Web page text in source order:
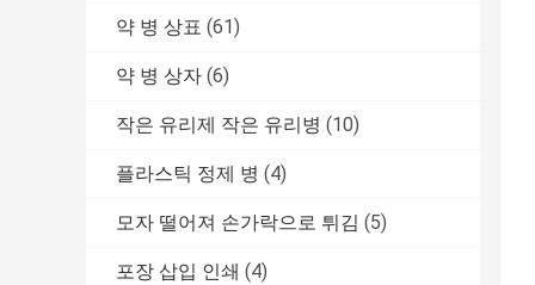
약 병 상표 (61)
약 병 상자 (6)
작은 유리제 작은 유리병 (10)
플라스틱 정제 병 (4)
모자 떨어져 손가락으로 튀김 (5)
포장 삽입 인쇄 (4)